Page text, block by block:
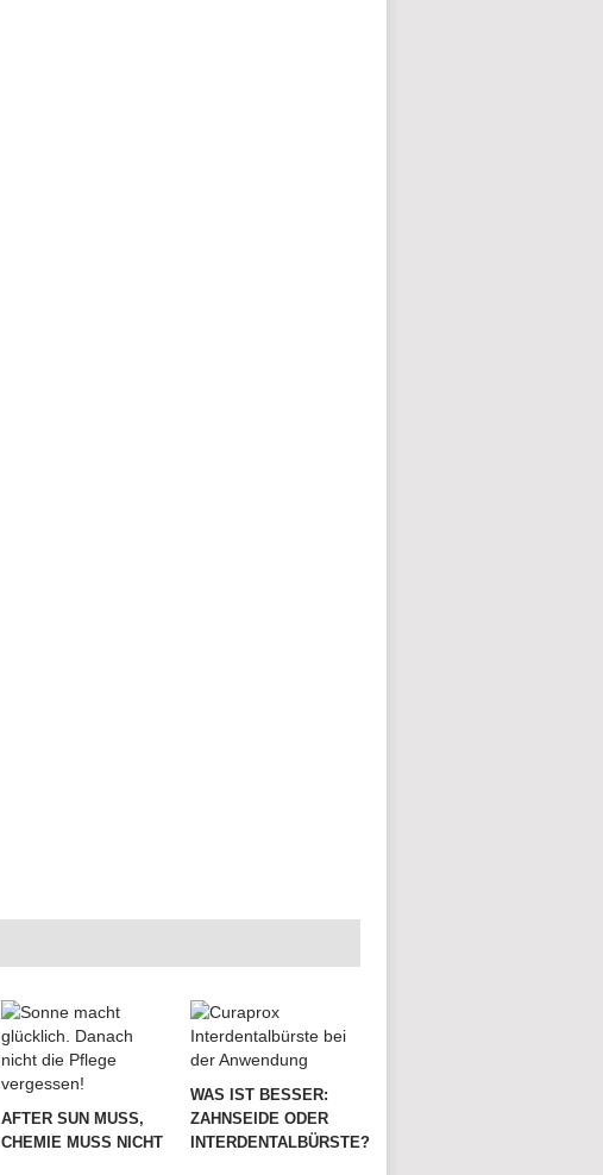
AFTER SUN MUSS,
CHEMIE MUSS NICHT
WAS IST BESSER:
ZAHNSEIDE ODER
INTERDENTALBÜRSTE?